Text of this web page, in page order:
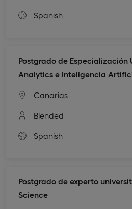
Spanish
Postgrado de
Analytics e Inteligencia
Canarias
Blended
Spanish
Postgrado de experto
Science